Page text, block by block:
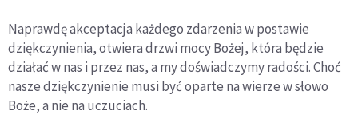
Naprawdę akceptacja każdego zdarzenia w postawie
dziękczynienia, otwiera drzwi mocy Bożej, która będzie
działać w nas i przez nas, a my doświadczymy radości. Choć
nasze dziękczynienie musi być oparte na wierze w słowo
Boże, a nie na uczuciach.